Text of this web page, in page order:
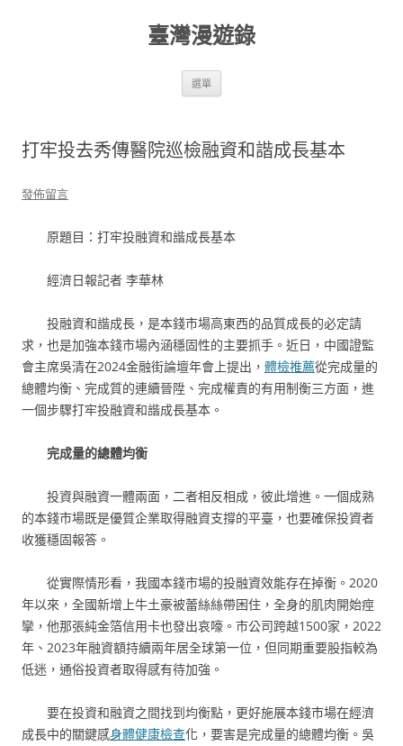
臺灣漫遊錄
選單
打牢投去秀傳醫院巡檢融資和諧成長基本
發佈留言
原題目：‍‍打牢投融資和諧成長基本
經濟日報記者 李華林
投融資和諧成長，是本錢市場高東西的品質成長的必定請
求，也是加強本錢市場內涵穩固性的主要抓手。近日，中國證監
會主席吳清在2024金融街論壇年會上提出， 體檢推薦從完成量的
總體均衡、完成質的連續晉陞、完成權責的有用制衡三方面，進
一個步驟打牢投融資和諧成長基本。
完成量的總體均衡
投資與融資一體兩面，二者相反相成，彼此增進。一個成熟
的本錢市場既是優質企業取得融資支撐的平臺，也要確保投資者
收獲穩固報答。
從實際情形看，我國本錢市場的投融資效能存在掉衡。2020
年以來，全國新增上牛土豪被蕾絲絲帶困住，全身的肌肉開始痙
攣，他那張純金箔信用卡也發出哀嚎。市公司跨越1500家，2022
年、2023年融資額持續兩年居全球第一位，但同期重要股指較為
低迷，通俗投資者取得感有待加強。
要在投資和融資之間找到均衡點，更好施展本錢市場在經濟
成長中的關鍵感身體健康檢查化，要害是完成量的總體均衡。吳